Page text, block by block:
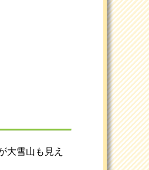
大雪山も見え